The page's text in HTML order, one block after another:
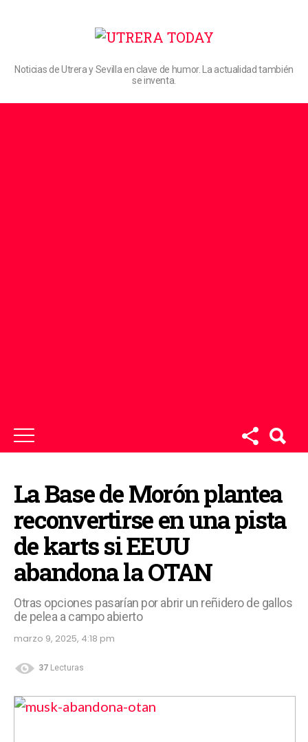
Noticias de Utrera y Sevilla en clave de humor. La actualidad también
se inventa.
La Base de Morón plantea
reconvertirse en una pista
de karts si EEUU
abandona la OTAN
Otras opciones pasarían por abrir un reñidero de gallos
de pelea a campo abierto
marzo 9, 2025, 4:18 pm
37 Lecturas